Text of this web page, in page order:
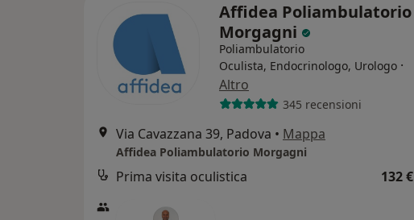
Affidea Poliambulatorio
Morgagni
Poliambulatorio
Oculista, Endocrinologo, Urologo ·
Altro
345 recensioni
Via Cavazzana 39, Padova • Mappa
Affidea Poliambulatorio Morgagni
Prima visita oculistica 132 €